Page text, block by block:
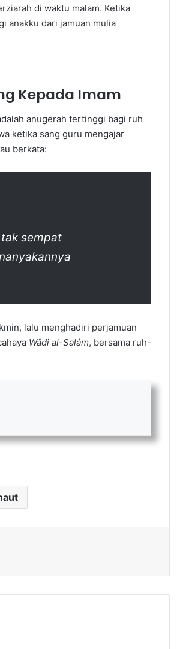
di waktu malam. Ketika
anakku dari jamuan mulia
Kepada Imam
anugerah tertinggi bagi ruh
ketika sang guru mengajar
berkata:
sempat
lalu menghadiri perjamuan
Wâdi al-Salâm, bersama ruh-